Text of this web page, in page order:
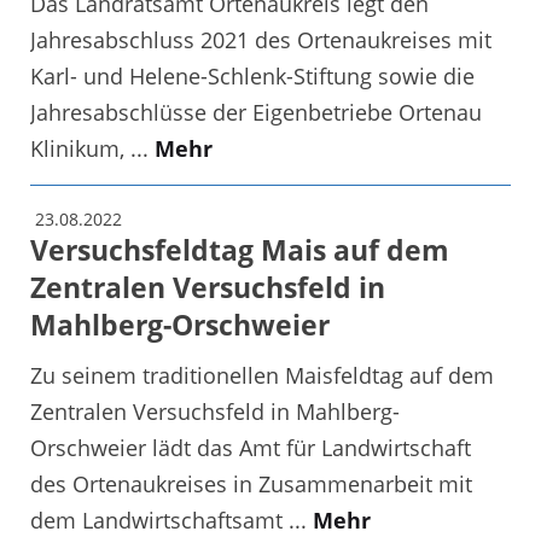
Jahresabschluss 2021 des Ortenaukreises mit
Karl- und Helene-Schlenk-Stiftung sowie die
Jahresabschlüsse der Eigenbetriebe Ortenau
Klinikum, ... Mehr
23.08.2022
Versuchsfeldtag Mais auf dem
Zentralen Versuchsfeld in
Mahlberg-Orschweier
Zu seinem traditionellen Maisfeldtag auf dem
Zentralen Versuchsfeld in Mahlberg-
Orschweier lädt das Amt für Landwirtschaft
des Ortenaukreises in Zusammenarbeit mit
dem Landwirtschaftsamt ... Mehr